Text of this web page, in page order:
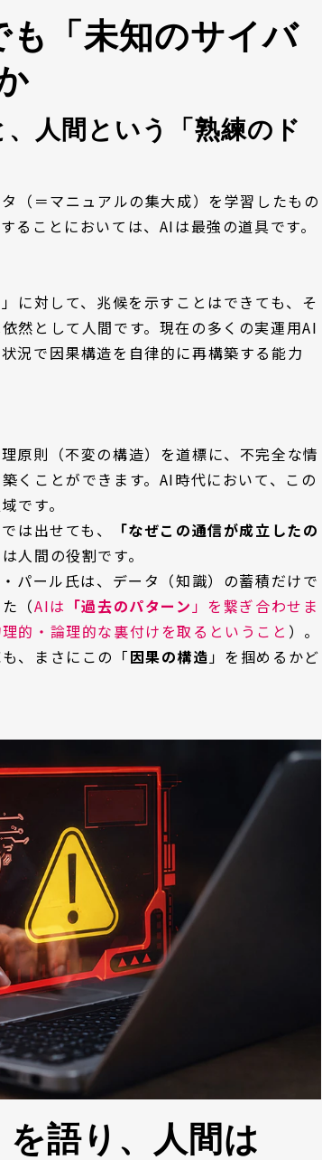
も「未知のサイバ
人間という「熟練のド
（＝マニュアルの集大成）を学習したもの
ることにおいては、AIは最強の道具です。
」に対して、兆候を示すことはできても、そ
然として人間です。現在の多くの実運用AI
況で因果構造を自律的に再構築する能力
原則（不変の構造）を道標に、不完全な情
くことができます。AI時代において、この
です。
は出せても、
「なぜこの通信が成立したの
人間の役割です。
パール氏は、データ（知識）の蓄積だけで
（AIは 「過去のパターン」を繋ぎ合わせま
的・論理的な裏付けを取るということ ）。
、まさにこの「因果の構造」を掴めるかど
を語り、人間は